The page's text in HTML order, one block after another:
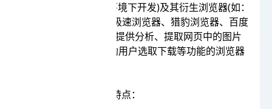
chromium(chrome环境下开发)及其衍生浏览器(如：
360安全浏览器、360极速浏览器、猎豹浏览器、百度
浏览器、UC浏览器等)提供分析、提取网页中的图片
并以多种筛选方式辅助用户选取下载等功能的浏览器
ImageAssistant功能特点：